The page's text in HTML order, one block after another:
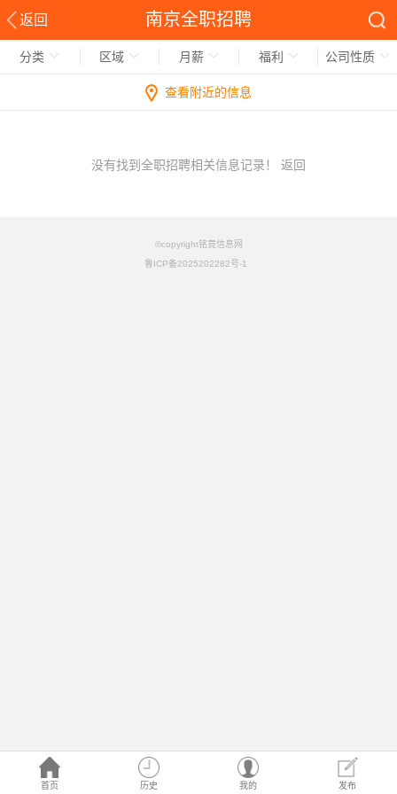
返回 南京全职招聘
首页 历史 我的 发布
分类 区域 月薪 福利 公司性质
查看附近的信息
没有找到全职招聘相关信息记录！ 返回
©copyright铭竟信息网
鲁ICP备2025202282号-1